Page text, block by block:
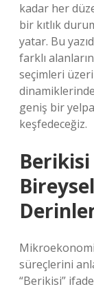
kadar her
bir kıtlık
yatar. Bu
farklı
seçimleri
geniş bir
keşfedeceğiz.
süreçlerini
“Berikisi”